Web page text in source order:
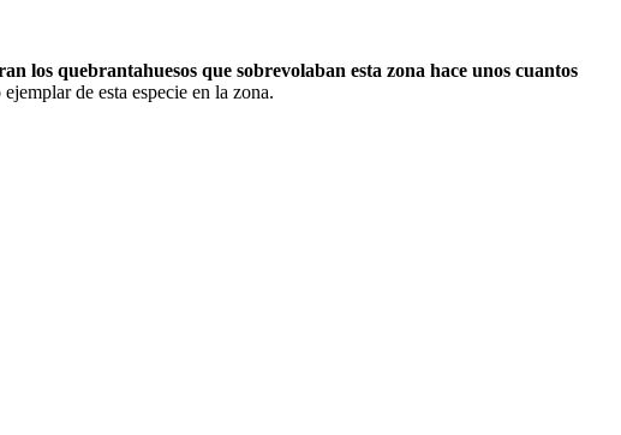
los quebrantahuesos que sobrevolaban esta zona hace unos cuantos
de esta especie en la zona.